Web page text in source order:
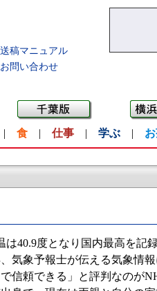
送稿マニュアル
お問い合わせ
食| 仕事| 学ぶ|
40.9度となり国内最高を記
気象予報士が伝える気象情
信頼できる」と評判なのが